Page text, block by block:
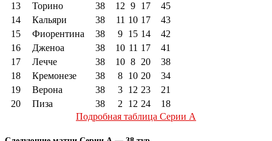
13
Торино 38 12 9 17
45
14
Кальяри 38 11 10 17
43
15
Фиорентина 38 9 15 14
42
16
Дженоа 38 10 11 17
41
17
Лечче 38 10 8 20
38
18
Кремонезе 38 8 10 20
34
19
Верона 38 3 12 23
21
20
Пиза 38 2 12 24
18
Подробная таблица Серии А